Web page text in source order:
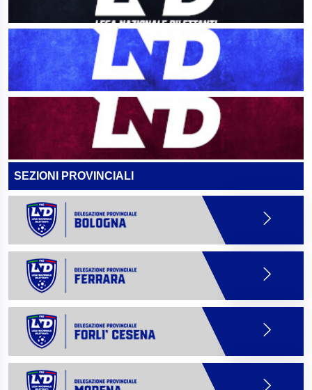
SEZIONI PROVINCIALI